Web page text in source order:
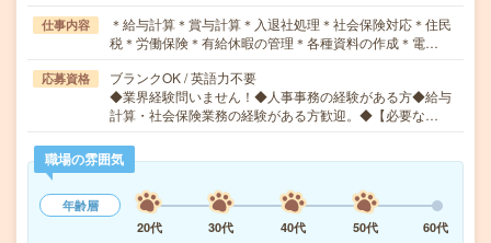
仕事内容
＊給与計算＊賞与計算＊入退社処理＊社会保険対応＊住民
税＊労働保険＊有給休暇の管理＊各種資料の作成＊電…
応募資格
ブランクOK / 英語力不要
◆業界経験問いません！◆人事事務の経験がある方◆給与
計算・社会保険業務の経験がある方歓迎。◆【必要な…
職場の雰囲気
年齢層
20代
30代 40代 50代
60代